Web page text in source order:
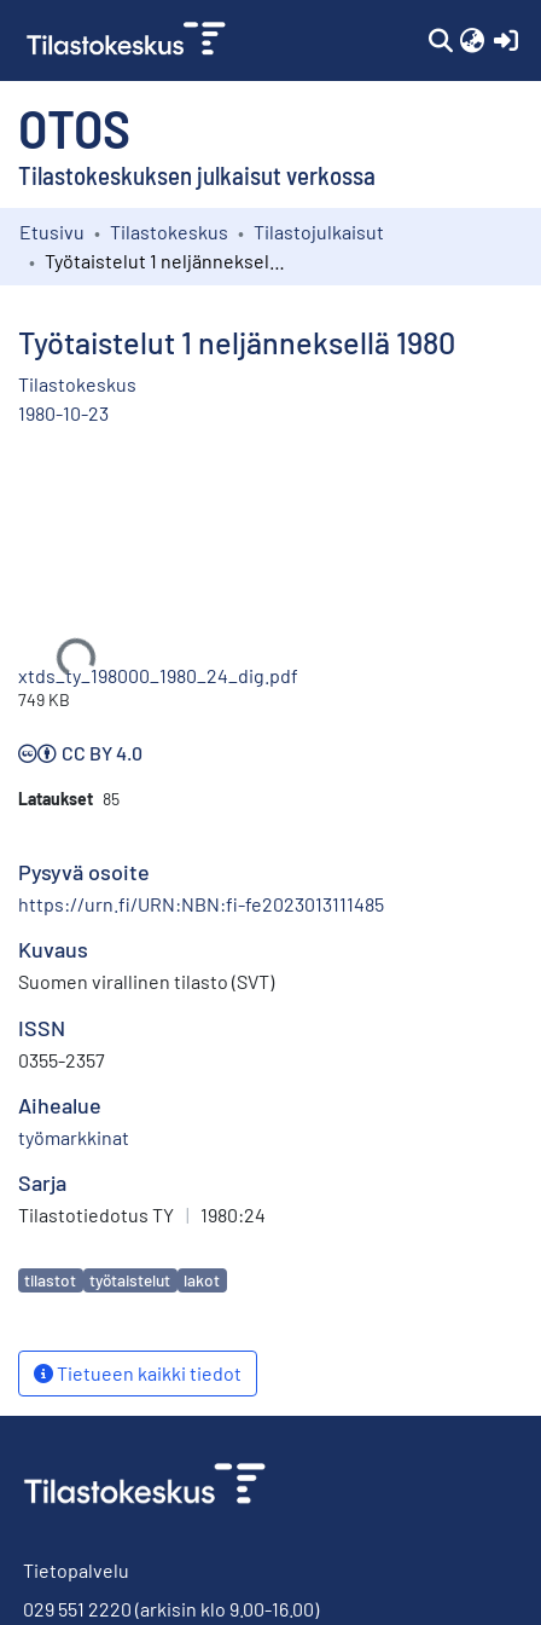
OTOS
Tilastokeskuksen julkaisut verkossa
Kokoelmat
Etusivu Tilastokeskus
Tilastojulkaisut
Työtaistelut 1 neljänneksellä 1980
Tilastokeskus
1980-10-23
Ladataan...
xtds_ty_198000_1980_24_dig.pdf
749 KB
CC BY 4.0
Lataukset 85
Pysyvä osoite
https://urn.fi/URN:NBN:fi-fe2023013111485
Kuvaus
Suomen virallinen tilasto (SVT)
ISSN
0355-2357
Aihealue
työmarkkinat
Sarja
Tilastotiedotus TY | 1980:24
Avainsanat
tilastot työtaistelut lakot
Tietueen kaikki tiedot
Tietopalvelu
029 551 2220 (arkisin klo 9.00-16.00)